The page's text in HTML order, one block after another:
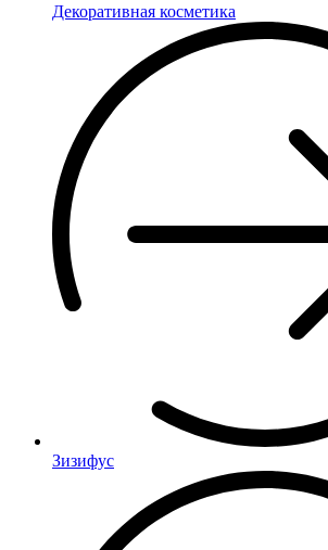
Декоративная косметика
Зизифус